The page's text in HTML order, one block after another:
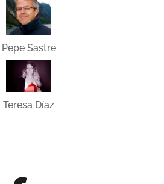
Pepe Sastre
Teresa Díaz